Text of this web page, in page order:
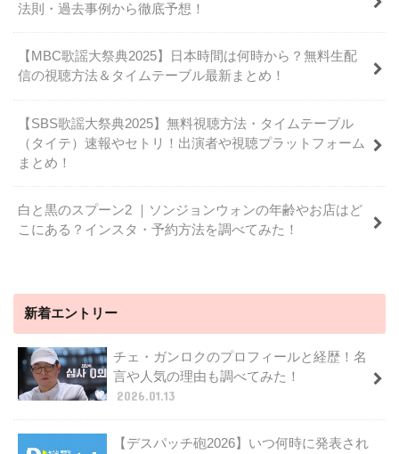
法則・過去事例から徹底予想！
【MBC歌謡大祭典2025】日本時間は何時から？無料生配
信の視聴方法＆タイムテーブル最新まとめ！
【SBS歌謡大祭典2025】無料視聴方法・タイムテーブル
（タイテ）速報やセトリ！出演者や視聴プラットフォーム
まとめ！
白と黒のスプーン2 ｜ソンジョンウォンの年齢やお店はど
こにある？インスタ・予約方法を調べてみた！
新着エントリー
チェ・ガンロクのプロフィールと経歴！名
言や人気の理由も調べてみた！
2026.01.13
【デスパッチ砲2026】いつ何時に発表され